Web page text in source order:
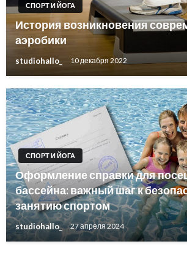
СПОРТ И ЙОГА
История возникновения
аэробики
studiohallo_ 10 декабря 2022
СПОРТ И ЙОГА
Оформление справки для
бассейна: важный шаг к
занятию спортом
studiohallo_ 27 апреля 2024